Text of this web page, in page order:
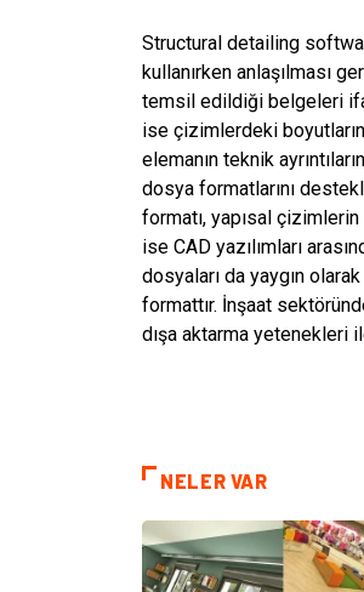
Structural detailing
kullanırken anlaşılması
temsil edildiği belgeleri
ise çizimlerdeki
elemanın teknik
dosya formatlarını
formatı, yapısal
ise CAD yazılımları
dosyaları da yaygın
formattır. İnşaat
dışa aktarma yetenekleri
NELER VAR